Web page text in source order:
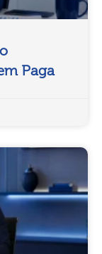
Paga